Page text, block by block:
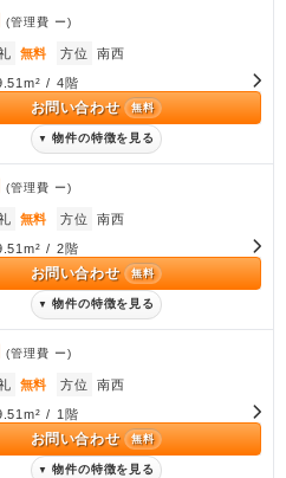
(管理費 ー)
無料 方位 南西
/ 4階
お問い合わせ 無料
▼ 物件の特徴を見る
(管理費 ー)
無料 方位 南西
/ 2階
お問い合わせ 無料
▼ 物件の特徴を見る
(管理費 ー)
無料 方位 南西
/ 1階
お問い合わせ 無料
▼ 物件の特徴を見る